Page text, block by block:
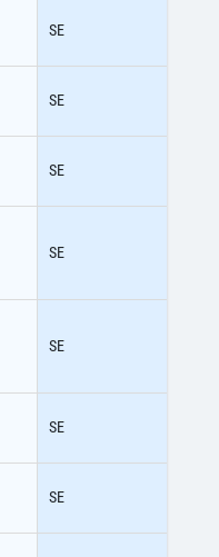
SE
SE
SE
SE
SE
SE
SE